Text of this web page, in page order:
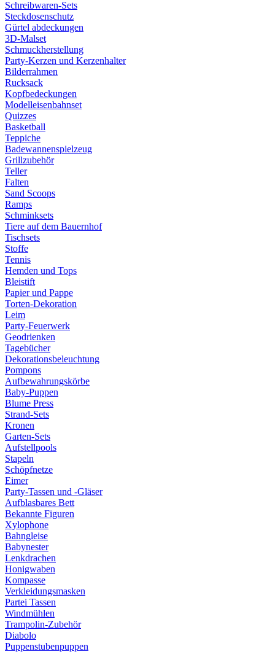
Schreibwaren-Sets
Steckdosenschutz
Gürtel abdeckungen
3D-Malset
Schmuckherstellung
Party-Kerzen und Kerzenhalter
Bilderrahmen
Rucksack
Kopfbedeckungen
Modelleisenbahnset
Quizzes
Basketball
Teppiche
Badewannenspielzeug
Grillzubehör
Teller
Falten
Sand Scoops
Ramps
Schminksets
Tiere auf dem Bauernhof
Tischsets
Stoffe
Tennis
Hemden und Tops
Bleistift
Papier und Pappe
Torten-Dekoration
Leim
Party-Feuerwerk
Geodrienken
Tagebücher
Dekorationsbeleuchtung
Pompons
Aufbewahrungskörbe
Baby-Puppen
Blume Press
Strand-Sets
Kronen
Garten-Sets
Aufstellpools
Stapeln
Schöpfnetze
Eimer
Party-Tassen und -Gläser
Aufblasbares Bett
Bekannte Figuren
Xylophone
Bahngleise
Babynester
Lenkdrachen
Honigwaben
Kompasse
Verkleidungsmasken
Partei Tassen
Windmühlen
Trampolin-Zubehör
Diabolo
Puppenstubenpuppen